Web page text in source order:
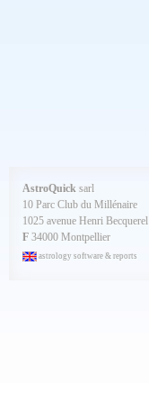
AstroQuick sarl
10 Parc Club du Millénaire
1025 avenue Henri Becquerel
F 34000 Montpellier
astrology software & reports